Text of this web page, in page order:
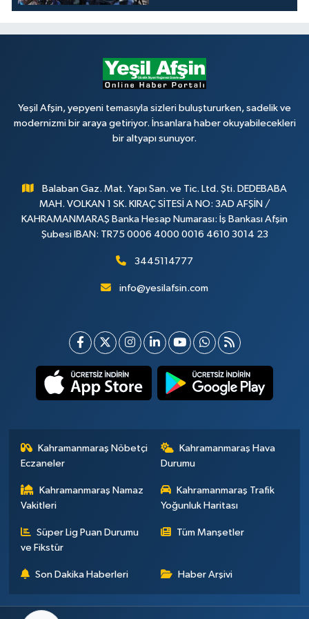
Yeşil Afşin, yepyeni temasıyla sizleri buluştururken, sadelik ve
modernizmi bir araya getiriyor. İnsanlara haber okuyabilecekleri
bir altyapı sunuyor.
Balaban Gaz. Mat. Yapı San. ve Tic. Ltd. Şti. DEDEBABA
MAH. VOLKAN 1 SK. KIRAÇ SİTESİ A NO: 3AD AFŞİN /
KAHRAMANMARAŞ Banka Hesap Numarası: İş Bankası Afşin
Şubesi IBAN: TR75 0006 4000 0016 4610 3014 23
3445114777
info@yesilafsin.com
Kahramanmaraş Nöbetçi
Eczaneler
Kahramanmaraş Hava
Durumu
Kahramanmaraş Namaz
Vakitleri
Kahramanmaraş Trafik
Yoğunluk Haritası
Süper Lig Puan Durumu
ve Fikstür
Tüm Manşetler
Son Dakika Haberleri Haber Arşivi